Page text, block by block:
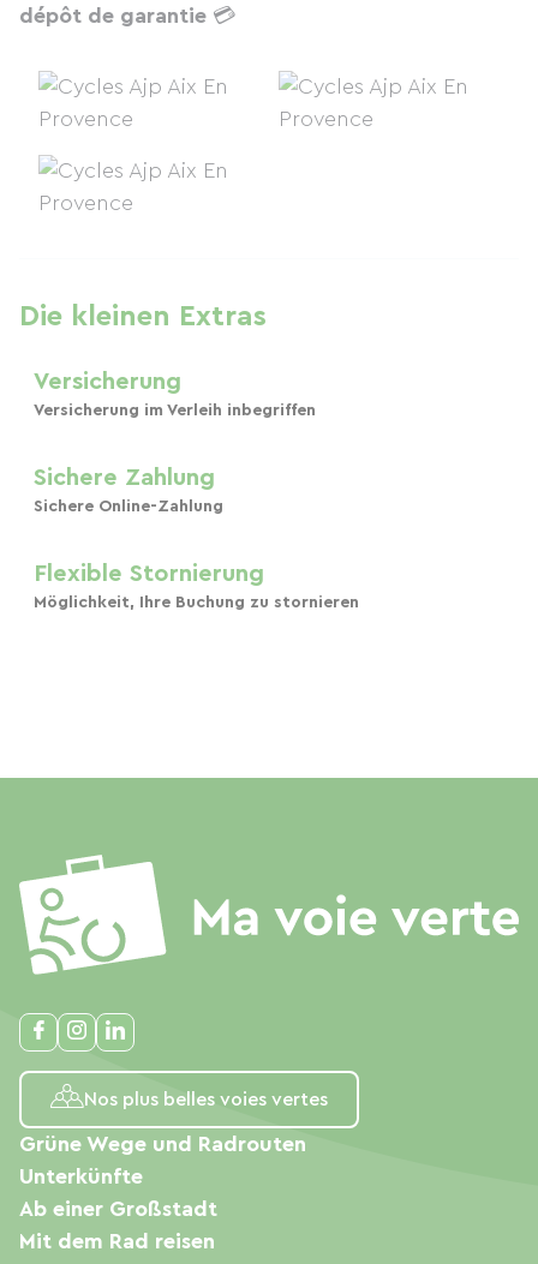
dépôt de garantie 💳
Die kleinen Extras
Versicherung
Versicherung im Verleih inbegriffen
Sichere Zahlung
Sichere Online-Zahlung
Flexible Stornierung
Möglichkeit, Ihre Buchung zu stornieren
Nos plus belles voies vertes
Grüne Wege und Radrouten
Unterkünfte
Ab einer Großstadt
Mit dem Rad reisen